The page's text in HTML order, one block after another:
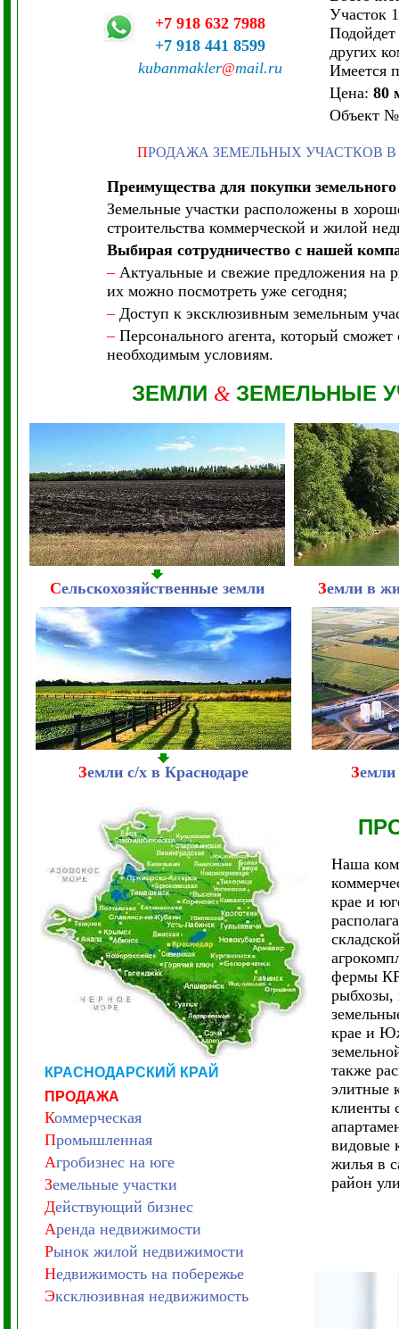
+7 918 632 7988
+7 918 441 8599
kubanmakler@mail.ru
Участок
Подойдет
других
Имеется
Цена: 80
Объект №
ПРОДАЖА ЗЕМЕЛЬНЫХ УЧАСТКОВ
Преимущества для покупки земельного
Земельные участки расположены в
строительства коммерческой и жилой
Выбирая сотрудничество с нашей
–Актуальные и свежие предложения на
их можно посмотреть уже сегодня;
–Доступ к эксклюзивным земельным
–Персонального агента, который
необходимым условиям.
ЗЕМЛИ & ЗЕМЕЛЬНЫЕ
Сельскохозяйственные земли Земли в
Земли с/х в Краснодаре З
КРАСНОДАРСКИЙ КРАЙ
ПРОДАЖА
Коммерческая
Промышленная
Агробизнес на юге
Земельные участки
Действующий бизнес
Аренда недвижимости
Рынок жилой недвижимости
Недвижимость на побережье
Эксклюзивная недвижимость
Наша
крае и
фермы
рыбхозы,
крае и
также
элитные
клиенты
видовые
жилья в
район